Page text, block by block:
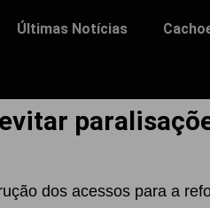
Últimas Notícias
dos acessos para a